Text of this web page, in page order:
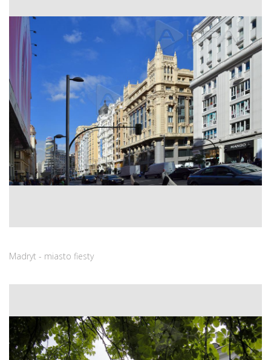
Madryt - miasto fiesty